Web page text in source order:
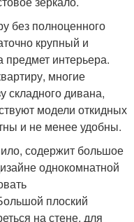
без полноценного
крупный и
интерьера.
многие
складного дивана,
модели откидных
и не менее удобны.
содержит большое
однокомнатной
плоский
на стене, для